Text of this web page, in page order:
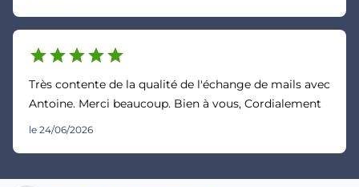
starstarstarstarstar
Très contente de la qualité de l'échange de mails avec
Antoine. Merci beaucoup. Bien à vous, Cordialement
le 24/06/2026